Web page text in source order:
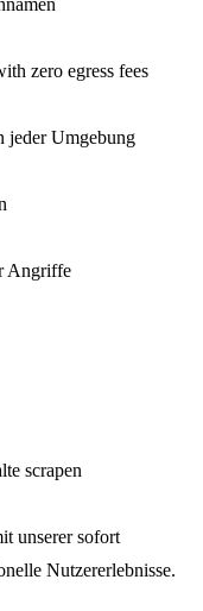
zero egress fees
jeder Umgebung
Angriffe
scrapen
unserer sofort
Nutzererlebnisse.